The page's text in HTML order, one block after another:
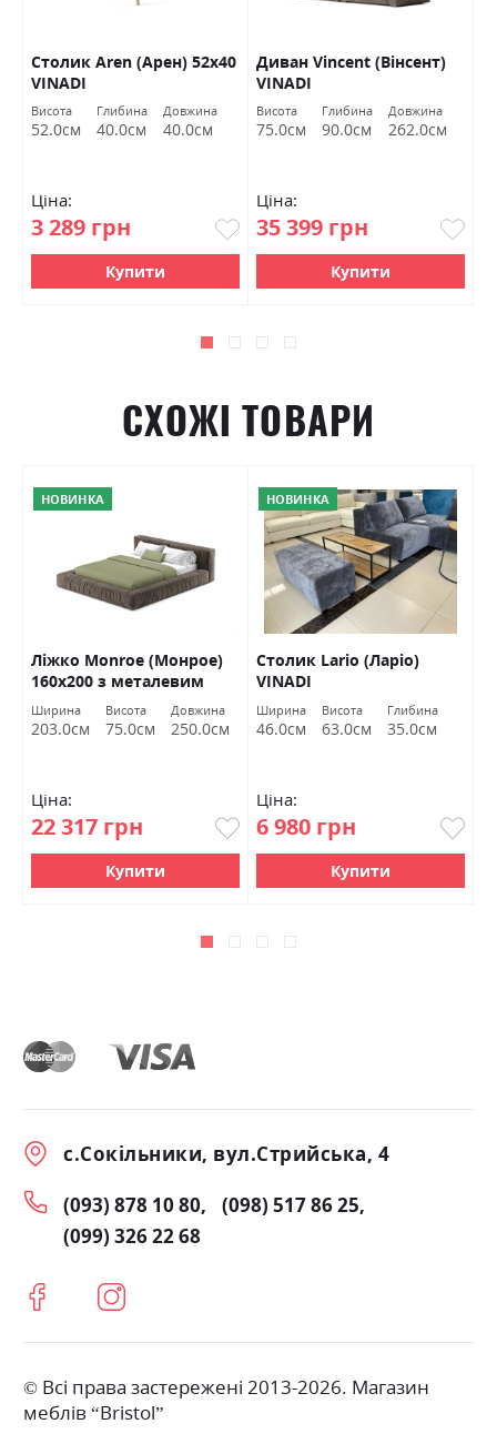
Столик Aren (Арен) 52х40
VINADI
Висота
52.0см
Глибина
40.0см
Довжина
40.0см
Ціна:
3 289 грн
Купити
Диван Vincent (Вінсент)
VINADI
Висота
75.0см
Глибина
90.0см
Довжина
262.0см
Ціна:
35 399 грн
Купити
СХОЖІ ТОВАРИ
НОВИНКА
Ліжко Monroe (Монрое)
160х200 з металевим
каркасом VINADI
Ширина
203.0см
Висота
75.0см
Довжина
250.0см
Ціна:
22 317 грн
Купити
НОВИНКА
Столик Lario (Ларіо)
VINADI
Ширина
46.0см
Висота
63.0см
Глибина
35.0см
Ціна:
6 980 грн
Купити
с.Сокільники, вул.Стрийська, 4
(093) 878 10 80
(098) 517 86 25
(099) 326 22 68
© Всі права застережені 2013-2026. Магазин
меблів “Bristol”